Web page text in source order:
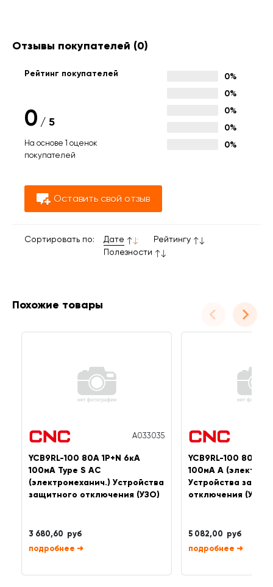
Отзывы покупателей (0)
Рейтинг покупателей
0 / 5
На основе 1 оценок
покупателей
0%
0%
0%
0%
0%
Оставить свой отзыв
Сортировать по: Дате
Рейтингу
Полезности
Похожие товары
A033035
YCB9RL-100 80A 1P+N 6кА
100мА Type S AC
(электромеханич.) Устройства
защитного отключения (УЗО)
3 680,60 руб
➜
YCB9RL-100 80А
100мА A
Устройства
отключения (УЗО)
5 082,00 руб
➜